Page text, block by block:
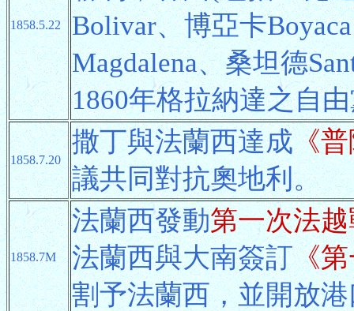
1858.5.22
Bolivar、博亞卡
Magdalena、桑坦德
1860年格拉納達之自
1858.7.20
撒丁與法蘭西達成《普
議共同對抗奧地利。
1858.7M
法蘭西發動第一次法
法蘭西與大南簽訂《
割予法蘭西，並開放